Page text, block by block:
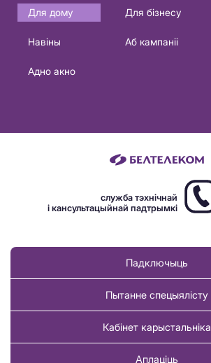
Основная
навигация
Для дому Для бізнесу
Навіны
Аб кампаніі
Адно акно
служба тэхнічнай
і кансультацыйнай падтрымкі
Падключыць
Пытанне спецыялісту
Кабінет карыстальніка
Аплаціць